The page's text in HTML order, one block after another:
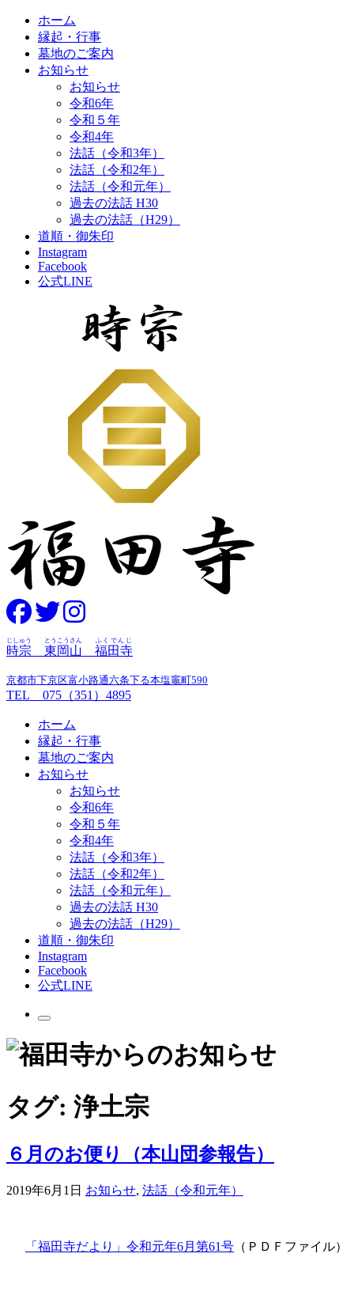
ホーム
縁起・行事
墓地のご案内
お知らせ
お知らせ
令和6年
令和５年
令和4年
法話（令和3年）
法話（令和2年）
法話（令和元年）
過去の法話 H30
過去の法話（H29）
道順・御朱印
Instagram
Facebook
公式LINE
時宗
じしゅう
東岡山
とうこうさん
福田寺
ふくでんじ
京都市下京区富小路通六条下る本塩竈町590
TEL 075（351）4895
ホーム
縁起・行事
墓地のご案内
お知らせ
お知らせ
令和6年
令和５年
令和4年
法話（令和3年）
法話（令和2年）
法話（令和元年）
過去の法話 H30
過去の法話（H29）
道順・御朱印
Instagram
Facebook
公式LINE
タグ: 浄土宗
６月のお便り（本山団参報告）
2019年6月1日 お知らせ, 法話（令和元年）
「福田寺だより」令和元年6月第61号 （ＰＤＦファイル）